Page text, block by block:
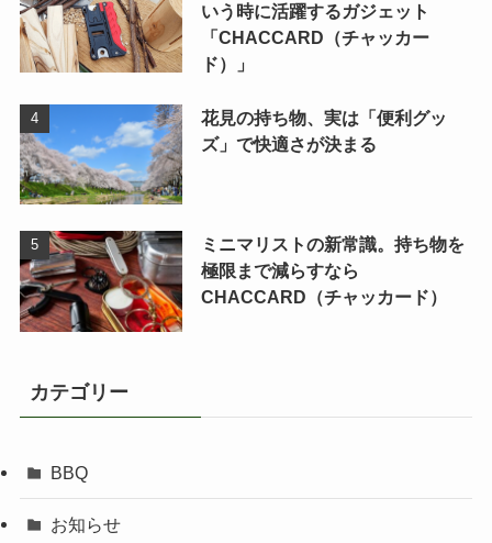
いう時に活躍するガジェット
「CHACCARD（チャッカー
ド）」
花見の持ち物、実は「便利グッ
ズ」で快適さが決まる
ミニマリストの新常識。持ち物を
極限まで減らすなら
CHACCARD（チャッカード）
カテゴリー
BBQ
お知らせ